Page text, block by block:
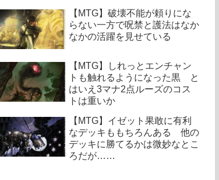
【MTG】破壊不能が頼りにな
らない一方で呪禁と護法はなか
なかの活躍を見せている
【MTG】しれっとエンチャン
トも触れるようになった黒 と
はいえ3マナ2点ルーズのコス
トは重いか
【MTG】イゼット果敢に有利
なデッキももちろんある 他の
デッキに勝てるかは微妙なとこ
ろだが……